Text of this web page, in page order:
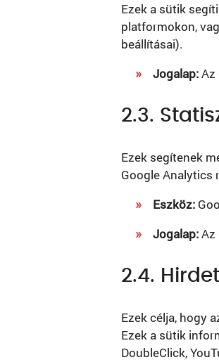
Ezek a sütik
platformokon,
beállításai).
Jogalap:Az
2.3.
Ezek segítenek
Google Analytics
Eszköz:
Jogalap:Az
2.4.
Ezek célja, hogy
Ezek a sütik
DoubleClick,